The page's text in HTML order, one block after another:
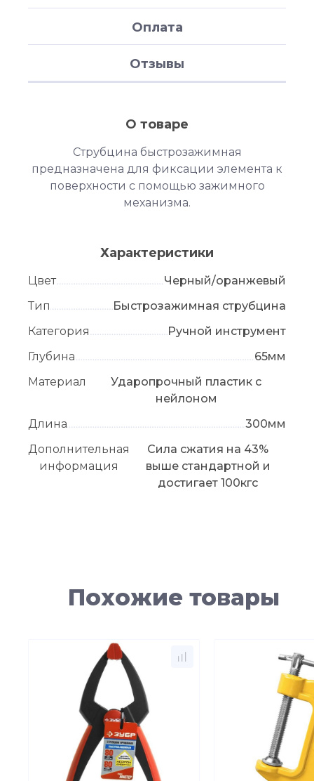
Оплата
Отзывы
О товаре
Струбцина быстрозажимная
предназначена для фиксации элемента к
поверхности с помощью зажимного
механизма.
Характеристики
Цвет
Черный/оранжевый
Тип
Быстрозажимная струбцина
Категория
Ручной инструмент
Глубина
65мм
Материал
Ударопрочный пластик с
нейлоном
Длина
300мм
Дополнительная
информация
Сила сжатия на 43%
выше стандартной и
достигает 100кгс
Похожие товары